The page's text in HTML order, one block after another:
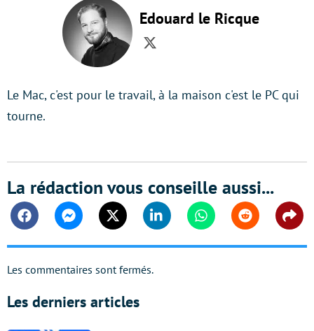
Edouard le Ricque
Twitter
Le Mac, c'est pour le travail, à la maison c'est le PC qui
tourne.
La rédaction vous conseille aussi...
FacebookMessengerTwitter Linkedin WhatsappReddit
Les commentaires sont fermés.
Les derniers articles